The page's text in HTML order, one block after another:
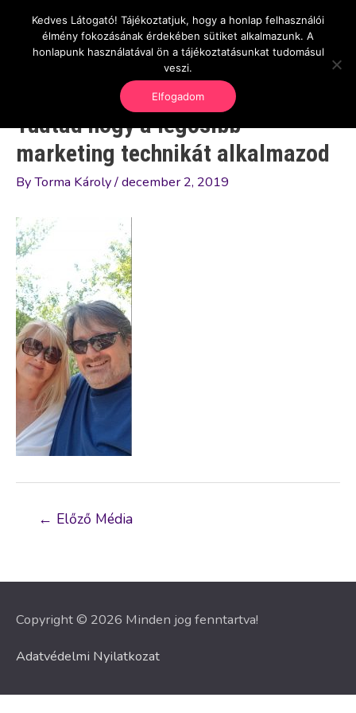
content
OnlineSeedsMan
Üzlet és szabadság
Main
Tudtad hogy a legősibb
marketing technikát alkalmazod
ByTorma Károly/december 2, 2019
Bejegyzés
← Előző Média
Copyright © 2026 Minden jog fenntartva!
Adatvédelmi Nyilatkozat
Kedves Látogató! Tájékoztatjuk, hogy a honlap felhasználói
élmény fokozásának érdekében sütiket alkalmazunk. A
honlapunk használatával ön a tájékoztatásunkat tudomásul
veszi.
Elfogadom